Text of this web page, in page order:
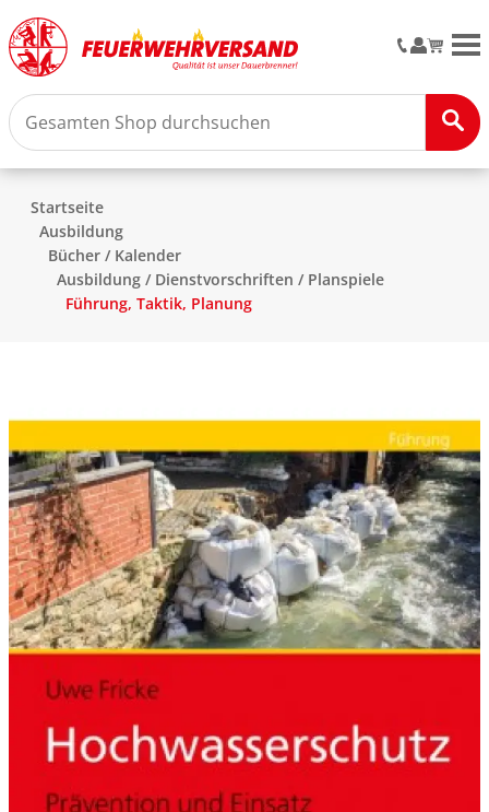
Startseite
Ausbildung
Bücher / Kalender
Ausbildung / Dienstvorschriften / Planspiele
Führung, Taktik, Planung